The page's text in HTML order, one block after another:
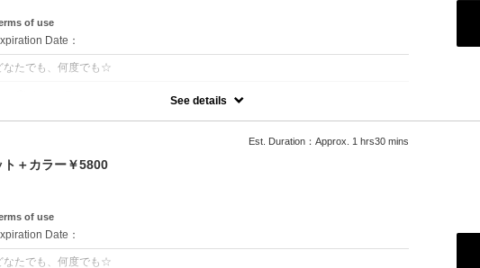
of use
Date：
なたでも、何度でも☆
にUP！ダメージが1/5のため、綺麗な色味を毎回染められます。 パサつきを抑えま
See details
Est. Duration：Approx. 1 hrs30 mins
ト＋カラー￥5800
of use
Date：
なたでも、何度でも☆